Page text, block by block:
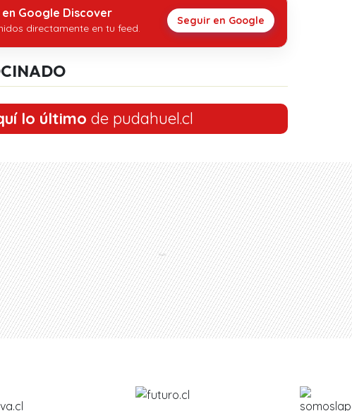
en Google Discover
directamente en tu feed.
Seguir en Google
lo último de pudahuel.cl